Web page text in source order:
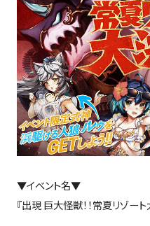
▼イベント名▼
『出現 巨大怪獣！！常夏リゾート